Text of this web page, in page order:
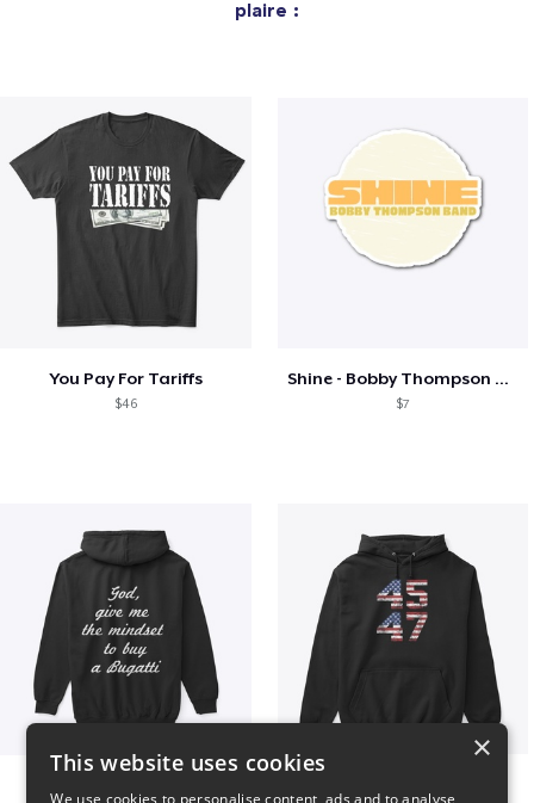
plaire :
You Pay For Tariffs
$46
Shine - Bobby Thompson Band Merch
$7
×
This website uses cookies
We use cookies to personalise content, ads and to analyse